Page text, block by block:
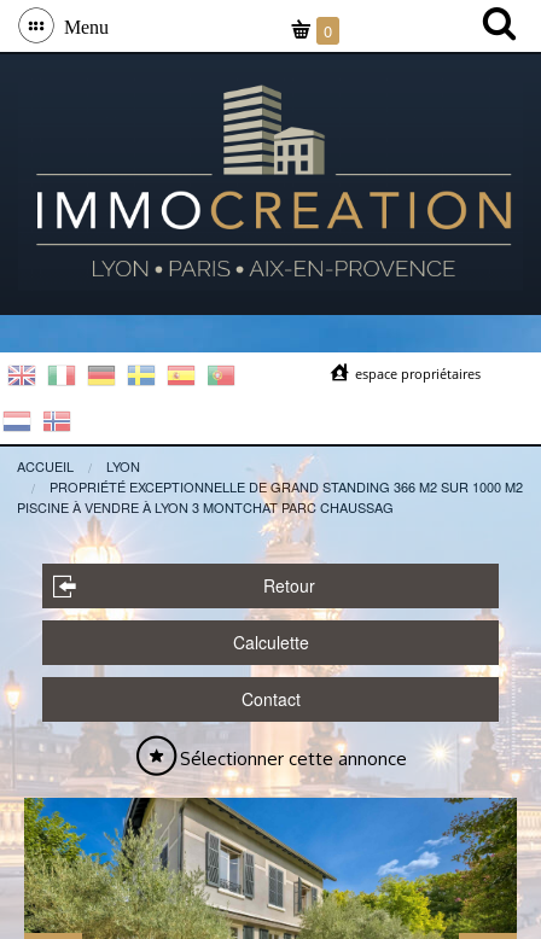
Menu 0
espace propriétaires
ACCUEIL
LYON
PROPRIÉTÉ EXCEPTIONNELLE DE GRAND STANDING 366 M2 SUR 1000 M2
PISCINE À VENDRE À LYON 3 MONTCHAT PARC CHAUSSAG
Retour
Calculette
Contact
Sélectionner cette annonce